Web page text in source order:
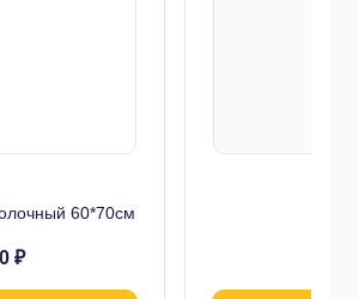
60*70см
₽